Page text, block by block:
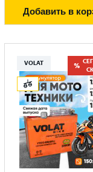
Добавить в
VOLAT